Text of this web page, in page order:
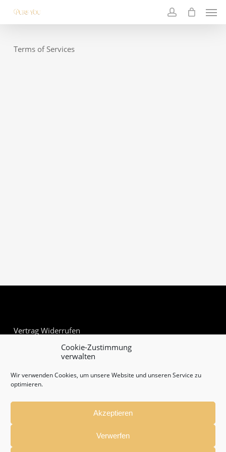
Cookie-Zustimmung
verwalten
Wir verwenden Cookies, um unsere Website und unseren Service zu
optimieren.
Akzeptieren
Verwerfen
main
account
Terms of Services
Vertrag Widerrufen